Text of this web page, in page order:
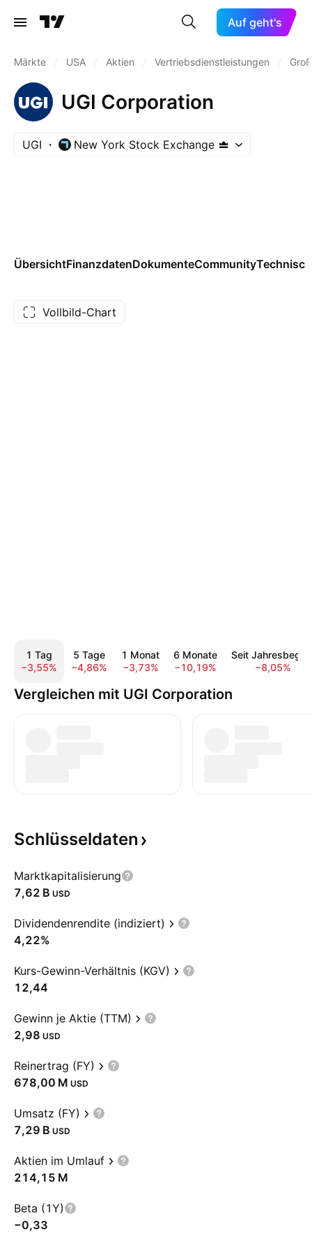
Auf geht's
Märkte USA Aktien Vertriebsdienstleistungen
UGI Corporation
UGI New York Stock Exchange
ÜbersichtFinanzdatenDokumenteCommunity
Vollbild-Chart
1 Tag
−3,55%
5 Tage
−4,86%
1 Monat
−3,73%
6 Monate
−10,19%
Seit
−8,05%
Vergleichen mit UGI Corporation
Schlüsseldaten
Marktkapitalisierung
‪7,62 B‬ USD
Dividendenrendite (indiziert)
4,22%
Kurs-Gewinn-Verhältnis (KGV)
12,44
Gewinn je Aktie (TTM)
2,98 USD
Reinertrag (FY)
‪678,00 M‬ USD
Umsatz (FY)
‪7,29 B‬ USD
Aktien im Umlauf
‪214,15 M‬
Beta (1Y)
−0,33